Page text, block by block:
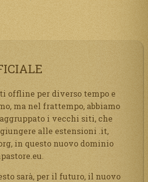
offline per diverso tempo e
ma nel frattempo, abbiamo
i vecchi siti, che
alle estensioni .it,
in questo nuovo dominio
sarà, per il futuro, il nuovo